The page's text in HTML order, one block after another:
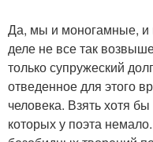
Да, мы и моногамные, и
деле не все так
только супружеский
отведенное для этого
человека. Взять хотя
которых у поэта